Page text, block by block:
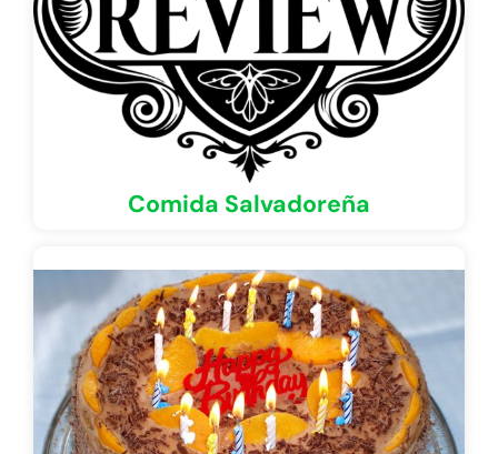
Comida Salvadoreña